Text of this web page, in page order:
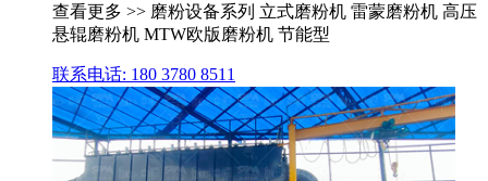
查看更多 >> 磨粉设备系列 立式磨粉机 雷蒙磨粉机 高压
悬辊磨粉机 MTW欧版磨粉机 节能型
联系电话: 180 3780 8511